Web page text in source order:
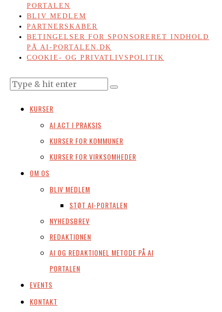
PORTALEN
BLIV MEDLEM
PARTNERSKABER
BETINGELSER FOR SPONSORERET INDHOLD
PÅ AI-PORTALEN.DK
COOKIE- OG PRIVATLIVSPOLITIK
KURSER
AI ACT I PRAKSIS
KURSER FOR KOMMUNER
KURSER FOR VIRKSOMHEDER
OM OS
BLIV MEDLEM
STØT AI-PORTALEN
NYHEDSBREV
REDAKTIONEN
AI OG REDAKTIONEL METODE PÅ AI
PORTALEN
EVENTS
KONTAKT